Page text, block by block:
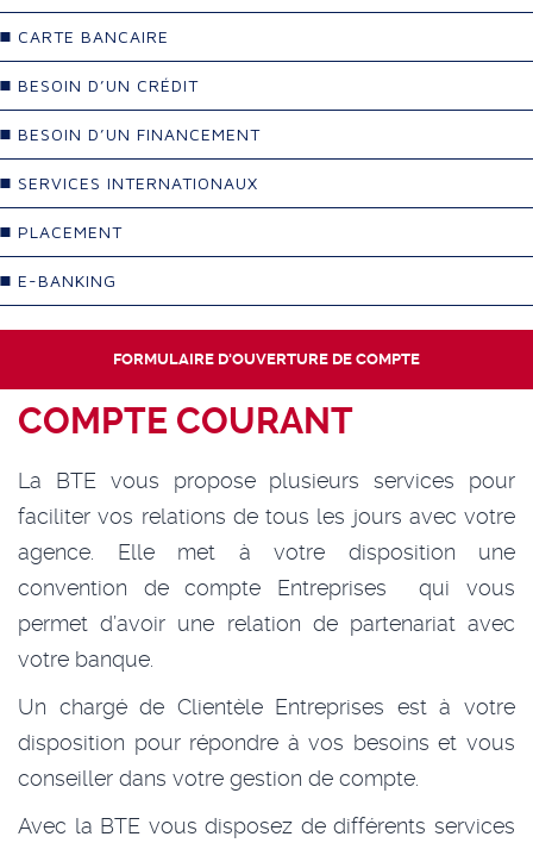
CARTE BANCAIRE
BESOIN D’UN CRÉDIT
BESOIN D’UN FINANCEMENT
SERVICES INTERNATIONAUX
PLACEMENT
E-BANKING
FORMULAIRE D'OUVERTURE DE COMPTE
COMPTE COURANT
La BTE vous propose plusieurs services pour
faciliter vos relations de tous les jours avec votre
agence. Elle met à votre disposition une
convention de compte Entreprises qui vous
permet d’avoir une relation de partenariat avec
votre banque.
Un chargé de Clientèle Entreprises est à votre
disposition pour répondre à vos besoins et vous
conseiller dans votre gestion de compte.
Avec la BTE vous disposez de différents services